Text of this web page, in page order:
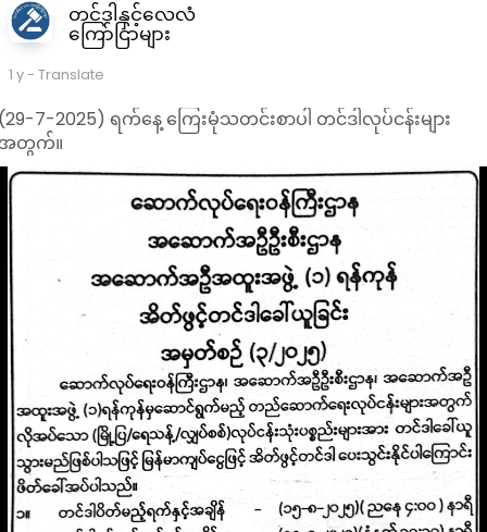
#shop,#kbzmarketplace
မှ တစ်နိုင်ငံလုံးသို့ အိမ်အရောက်ငွေခြေ. Banking တို့ဖြင့်
ြိုက်နှစ်သက်ရာရွေးခြယ် ဝယ်ယူနိုင်ပါသည်။
န်း၀၉၈၉၄၂၇၃၉၁၁ . အမှတ် ၂၈. သိန္ဒီလမ်း. သီတာရပ်ကွက်. ကြည့်
ြင်တိုင်.ရန်ကုန်မြို. ဆိုင်တွင်လာရောက်လေ့လာဝယ်ယူလိုသူများ ဖုန်း
ြိုတင်ဆက်သွယ်မေးနိုင်ပါသည်။
shop/zaycho
**
#manicureset#nailcare#travelkit#cuticletools
#myanmarshop#mintgreenstyle
#လက်သည်းညှပ်ကိရိယာ
စ္စည်း
#ခရီးသွားအတွက်သင့်တော်**
တင်ဒါနှင့်လေလံ
ကြော်ငြာများ
1 y- Translate
7-2025) ရက်နေ့ ကြေးမုံသတင်းစာပါ တင်ဒါလုပ်ငန်းများ
တွက်။